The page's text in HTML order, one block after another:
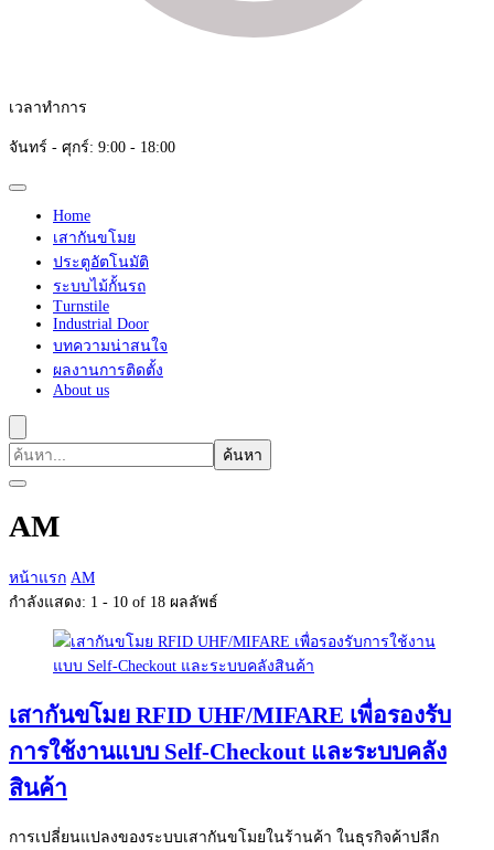
เวลาทำการ
จันทร์ - ศุกร์: 9:00 - 18:00
Home
เสากันขโมย
ประตูอัตโนมัติ
ระบบไม้กั้นรถ
Turnstile
Industrial Door
บทความน่าสนใจ
ผลงานการติดตั้ง
About us
ค้นหา
AM
หน้าแรก AM
กำลังแสดง: 1 - 10 of 18 ผลลัพธ์
เสากันขโมย RFID UHF/MIFARE เพื่อรองรับ
การใช้งานแบบ Self-Checkout และระบบคลัง
สินค้า
การเปลี่ยนแปลงของระบบเสากันขโมยในร้านค้า ในธุรกิจค้าปลีก